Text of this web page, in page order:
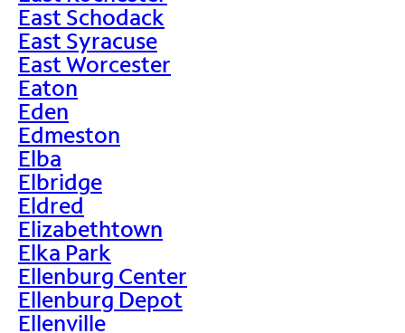
East Schodack
East Syracuse
East Worcester
Eaton
Eden
Edmeston
Elba
Elbridge
Eldred
Elizabethtown
Elka Park
Ellenburg Center
Ellenburg Depot
Ellenville